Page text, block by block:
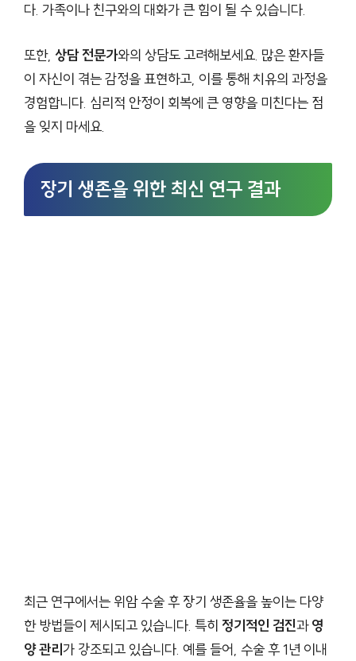
다. 가족이나 친구와의 대화가 큰 힘이 될 수 있습니다.
또한, 상담 전문가와의 상담도 고려해보세요. 많은 환자들
이 자신이 겪는 감정을 표현하고, 이를 통해 치유의 과정을
경험합니다. 심리적 안정이 회복에 큰 영향을 미친다는 점
을 잊지 마세요.
장기 생존을 위한 최신 연구 결과
최근 연구에서는 위암 수술 후 장기 생존율을 높이는 다양
한 방법들이 제시되고 있습니다. 특히 정기적인 검진과영
양 관리가 강조되고 있습니다. 예를 들어, 수술 후 1년 이내